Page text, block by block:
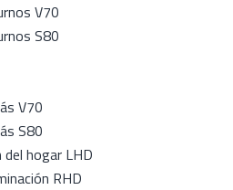
V70
S80
V70
S80
hogar LHD
RHD